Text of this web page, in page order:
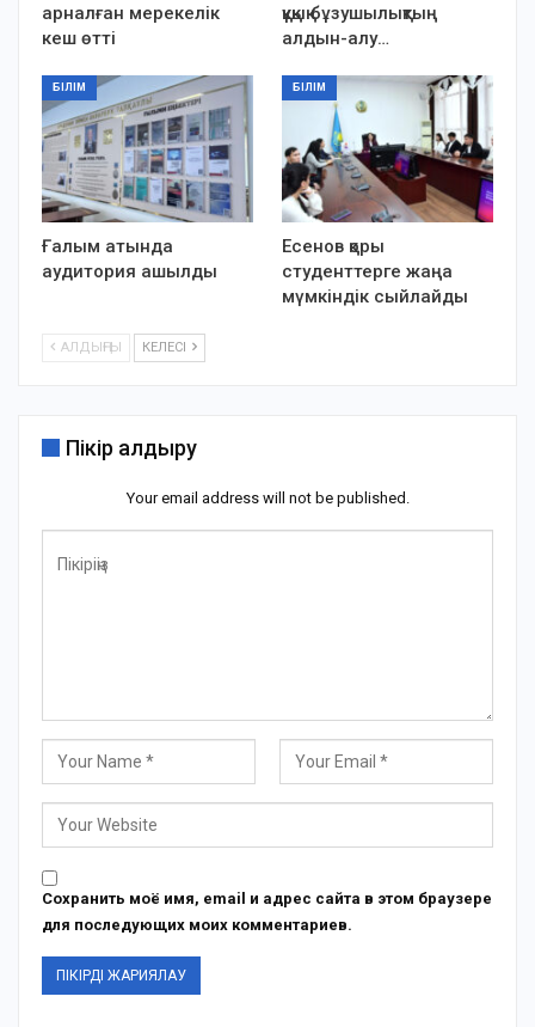
арналған мерекелік
кеш өтті
құқық бұзушылықтың
алдын-алу…
БІЛІМ
Ғалым атында
аудитория ашылды
БІЛІМ
Есенов қоры
студенттерге жаңа
мүмкіндік сыйлайды
АЛДЫҢҒЫ КЕЛЕСІ
Пікір қалдыру
Your email address will not be published.
Сохранить моё имя, email и адрес сайта в этом браузере
для последующих моих комментариев.